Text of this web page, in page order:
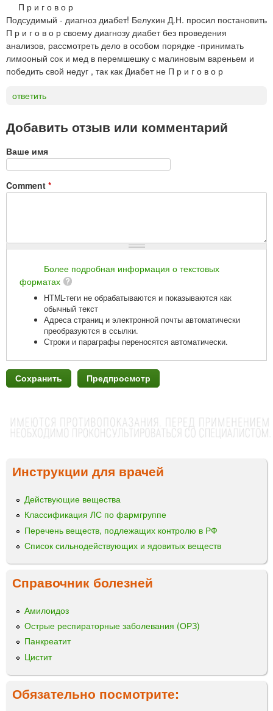
П р и г о в о р
Подсудимый - диагноз диабет! Белухин Д.Н. просил постановить
П р и г о в о р своему диагнозу диабет без проведения
анализов, рассмотреть дело в особом порядке -принимать
лимооный сок и мед в перемшешку с малиновым вареньем и
победить свой недуг , так как Диабет не П р и г о в о р
ответить
Добавить отзыв или комментарий
Ваше имя
Comment *
Более подробная информация о текстовых
форматах
HTML-теги не обрабатываются и показываются как
обычный текст
Адреса страниц и электронной почты автоматически
преобразуются в ссылки.
Строки и параграфы переносятся автоматически.
Инструкции для врачей
Действующие вещества
Классификация ЛС по фармгруппе
Перечень веществ, подлежащих контролю в РФ
Список сильнодействующих и ядовитых веществ
Справочник болезней
Амилоидоз
Острые респираторные заболевания (ОРЗ)
Панкреатит
Цистит
Обязательно посмотрите: